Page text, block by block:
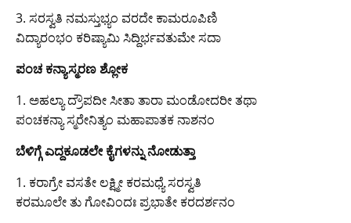
3. ಸರಸ್ವತಿ ನಮಸ್ತುಭ್ಯಂ ವರದೇ ಕಾಮರೂಪಿಣಿ
ವಿದ್ಯಾರಂಭಂ ಕರಿಷ್ಯಾಮಿ ಸಿದ್ದಿರ್ಭವತುಮೇ ಸದಾ
ಪಂಚ ಕನ್ಯಾಸ್ಮರಣ ಶ್ಲೋಕ
1. ಅಹಲ್ಯಾ ದ್ರೌಪದೀ ಸೀತಾ ತಾರಾ ಮಂಡೋದರೀ ತಥಾ
ಪಂಚಕನ್ಯಾ ಸ್ಮರೇನಿತ್ಯಂ ಮಹಾಪಾತಕ ನಾಶನಂ
ಬೆಳಿಗ್ಗೆ ಎದ್ದಕೂಡಲೇ ಕೈಗಳನ್ನು ನೋಡುತ್ತಾ
1. ಕರಾಗ್ರೇ ವಸತೇ ಲಕ್ಷ್ಮೀ ಕರಮಧ್ಯೆ ಸರಸ್ವತಿ
ಕರಮೂಲೇ ತು ಗೋವಿಂದಃ ಪ್ರಭಾತೇ ಕರದರ್ಶನಂ